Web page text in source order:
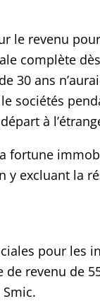
le revenu
complète
30 ans
sociétés
à
fortune
y excluant la
pour les
de revenu de